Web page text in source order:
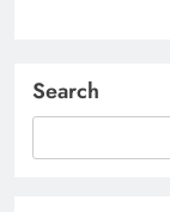
Search